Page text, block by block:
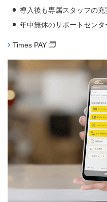
導入後も専属スタッフの
年中無休のサポートセン
Times PAY